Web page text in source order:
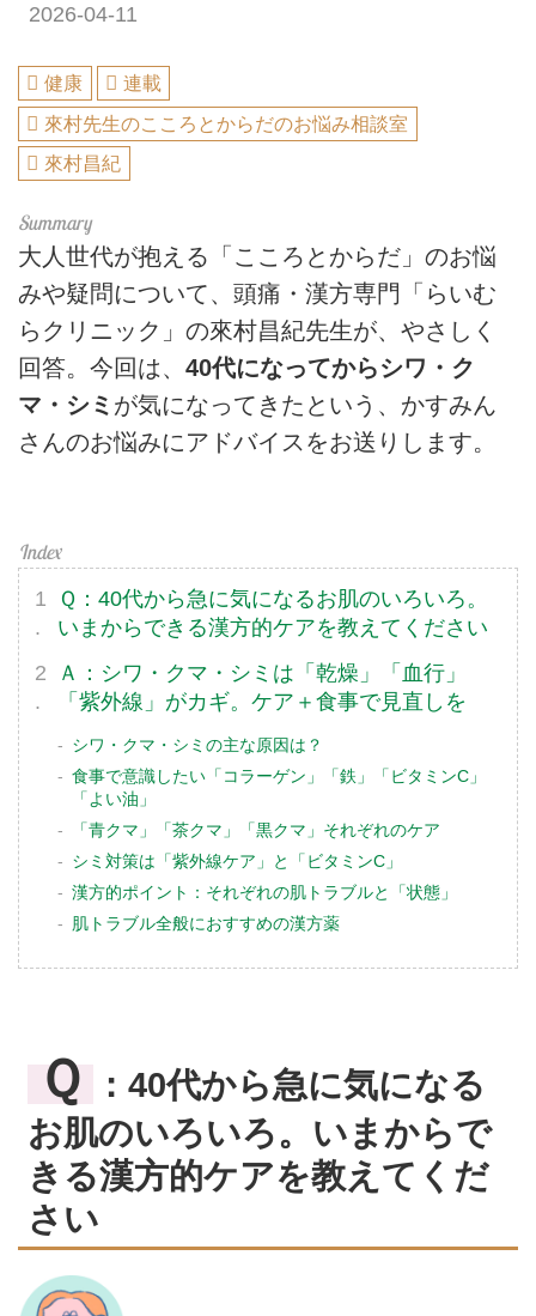
2026-04-11
健康
連載
來村先生のこころとからだのお悩み相談室
來村昌紀
大人世代が抱える「こころとからだ」のお悩
みや疑問について、頭痛・漢方専門「らいむ
らクリニック」の來村昌紀先生が、やさしく
回答。今回は、 40代になってからシワ・ク
マ・シミ が気になってきたという、かすみん
さんのお悩みにアドバイスをお送りします。
Ｑ：40代から急に気になるお肌のいろいろ。
いまからできる漢方的ケアを教えてください
Ａ：シワ・クマ・シミは「乾燥」「血行」
「紫外線」がカギ。ケア＋食事で見直しを
シワ・クマ・シミの主な原因は？
食事で意識したい「コラーゲン」「鉄」「ビタミンC」
「よい油」
「青クマ」「茶クマ」「黒クマ」それぞれのケア
シミ対策は「紫外線ケア」と「ビタミンC」
漢方的ポイント：それぞれの肌トラブルと「状態」
肌トラブル全般におすすめの漢方薬
Ｑ
：40代から急に気になる
お肌のいろいろ。いまからで
きる漢方的ケアを教えてくだ
さい